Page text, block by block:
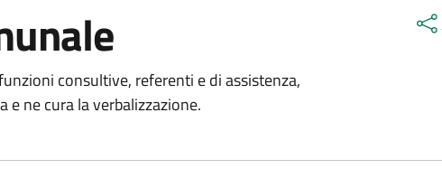
consultive, referenti e di assistenza,
e ne cura la verbalizzazione.